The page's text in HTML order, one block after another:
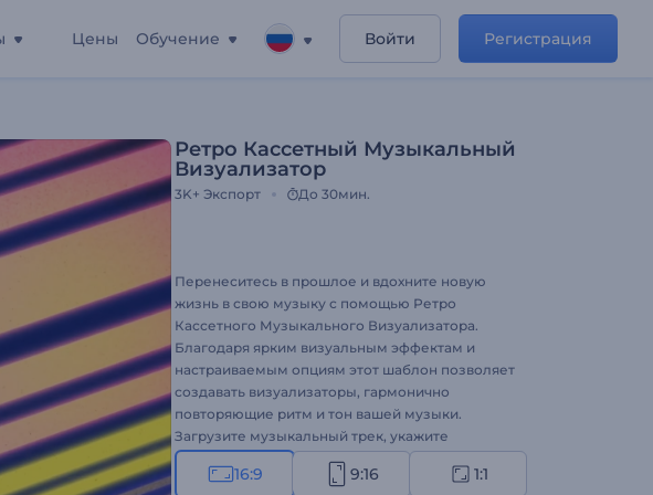
Цены Обучение Войти Регистрация
Ретро Кассетный Музыкальный
Визуализатор
3K+ Экспорт До 30мин.
Перенеситесь в прошлое и вдохните новую
жизнь в свою музыку с помощью Ретро
Кассетного Музыкального Визуализатора.
Благодаря ярким визуальным эффектам и
настраиваемым опциям этот шаблон позволяет
создавать визуализаторы, гармонично
повторяющие ритм и тон вашей музыки.
Загрузите музыкальный трек, укажите
название песни и имя исполнителя и
перенесите аудиторию в увлекательное
16:9 9:16 1:1